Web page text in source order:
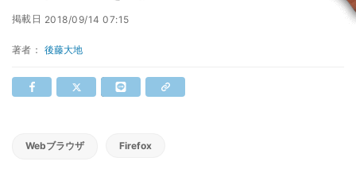
掲載日 2018/09/14 07:15
著者： 後藤大地
Webブラウザ Firefox